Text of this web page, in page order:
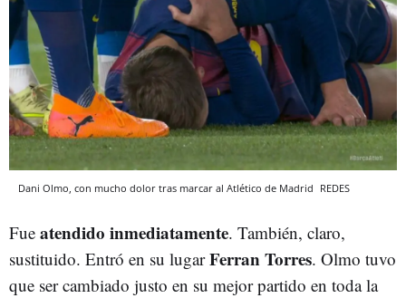
Dani Olmo, con mucho dolor tras marcar al Atlético de Madrid REDES
Fue atendido inmediatamente. También, claro,
sustituido. Entró en su lugarFerran Torres. Olmo tuvo
que ser cambiado justo en su mejor partido en toda la